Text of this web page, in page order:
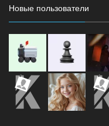
Новые пользователи